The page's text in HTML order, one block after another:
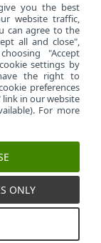
εργασίας
cookies
Πολιτική cookie
you the best
website traffic,
can agree to the
all and close",
"Accept
settings by
the right to
preferences
in our website
For more
ONLY